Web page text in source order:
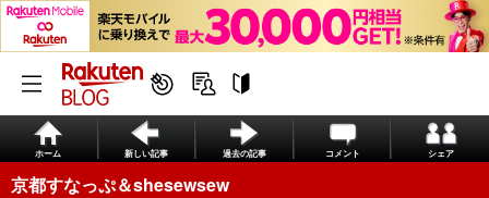
ホーム 新しい記事 過去の記事 コメント シェア
京都すなっぷ＆shesewsew